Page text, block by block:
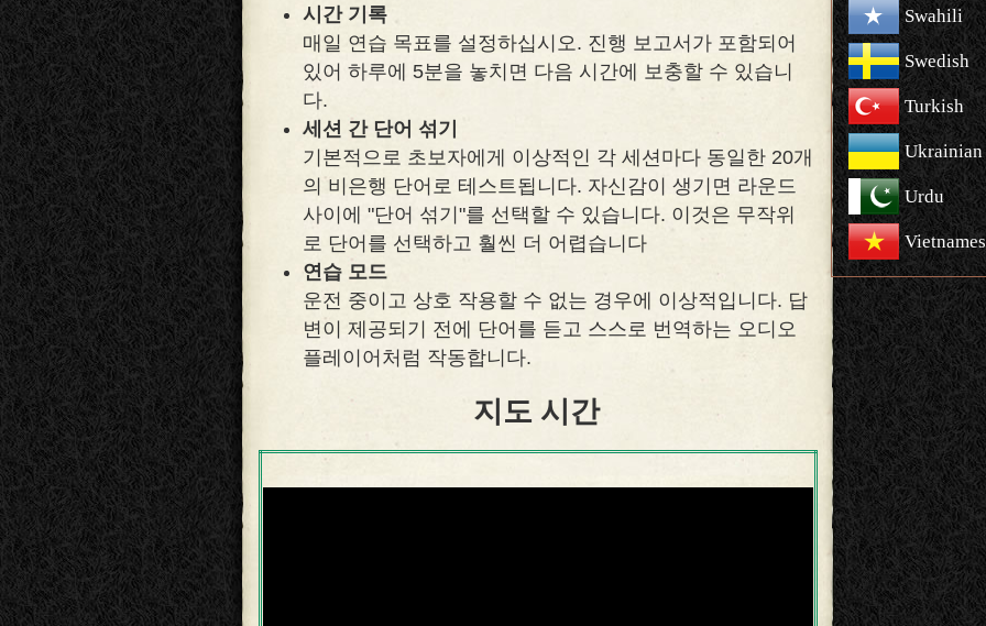
시간 기록
매일 연습 목표를 설정하십시오. 진행 보고서가 포함되어
있어 하루에 5분을 놓치면 다음 시간에 보충할 수 있습니
다.
세션 간 단어 섞기
기본적으로 초보자에게 이상적인 각 세션마다 동일한 20개
의 비은행 단어로 테스트됩니다. 자신감이 생기면 라운드
사이에 "단어 섞기"를 선택할 수 있습니다. 이것은 무작위
로 단어를 선택하고 훨씬 더 어렵습니다
연습 모드
운전 중이고 상호 작용할 수 없는 경우에 이상적입니다. 답
변이 제공되기 전에 단어를 듣고 스스로 번역하는 오디오
플레이어처럼 작동합니다.
지도 시간
Swahili
Swedish
Turkish
Ukrainian
Urdu